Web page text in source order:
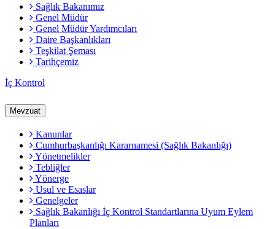
Sağlık Bakanımız
Genel Müdür
Genel Müdür Yardımcıları
Daire Başkanlıkları
Teşkilat Şeması
Tarihçemiz
İç Kontrol
Mevzuat
Kanunlar
Cumhurbaşkanlığı Kararnamesi (Sağlık Bakanlığı)
Yönetmelikler
Tebliğler
Yönerge
Usul ve Esaslar
Genelgeler
Sağlık Bakanlığı İç Kontrol Standartlarına Uyum Eylem
Planları